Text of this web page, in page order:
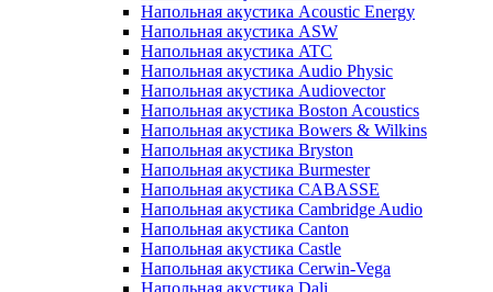
Напольная акустика Acoustic Energy
Напольная акустика ASW
Напольная акустика ATC
Напольная акустика Audio Physic
Напольная акустика Audiovector
Напольная акустика Boston Acoustics
Напольная акустика Bowers & Wilkins
Напольная акустика Bryston
Напольная акустика Burmester
Напольная акустика CABASSE
Напольная акустика Cambridge Audio
Напольная акустика Canton
Напольная акустика Castle
Напольная акустика Cerwin-Vega